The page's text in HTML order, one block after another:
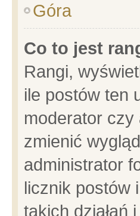
Góra
Co to jest
Rangi,
ile postów ten
moderator czy
zmienić
administrator
licznik postów
takich działań